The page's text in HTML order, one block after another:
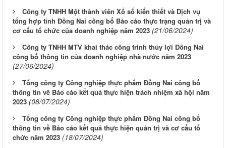
Công ty TNHH Một thành viên Xổ số kiến thiết và Dịch vụ
tổng hợp tỉnh Đồng Nai công bố Báo cáo thực trạng quản trị và
cơ cấu tổ chức của doanh nghiệp năm 2023 (21/06/2024)
Công ty TNHH MTV khai thác công trình thủy lợi Đồng Nai
công bố thông tin của doanh nghiệp nhà nước năm 2023
(27/06/2024)
Tổng công ty Công nghiệp thực phẩm Đồng Nai công bố
thông tin về Báo cáo kết quả thực hiện trách nhiệm xã hội năm
2023 (08/07/2024)
Tổng công ty Công nghiệp thực phẩm Đồng Nai công bố
thông tin về Báo cáo kết quả thực hiện quản trị và cơ cấu tổ
chức năm 2023 (18/07/2024)